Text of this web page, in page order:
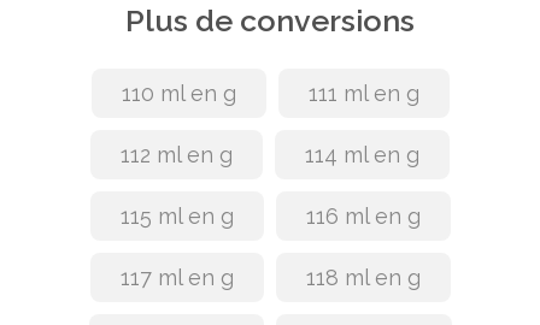
Plus de conversions
110 ml en g 111 ml en g
112 ml en g 114 ml en g
115 ml en g 116 ml en g
117 ml en g 118 ml en g